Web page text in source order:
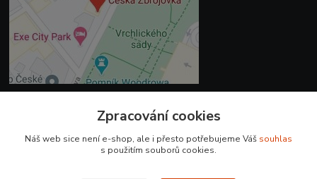
+420 225 375 800
Zpracování cookies
Náš web sice není e-shop, ale i přesto potřebujeme Váš souhlas
s použitím souborů cookies.